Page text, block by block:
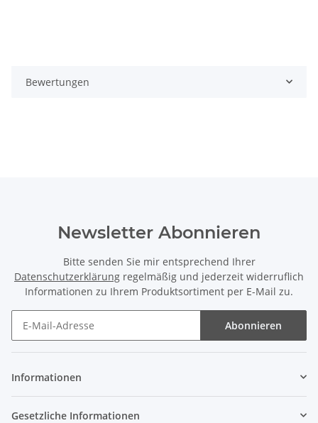
Bewertungen
Newsletter Abonnieren
Bitte senden Sie mir entsprechend Ihrer
Datenschutzerklärung regelmäßig und jederzeit widerruflich
Informationen zu Ihrem Produktsortiment per E-Mail zu.
Abonnieren
Informationen
Gesetzliche Informationen